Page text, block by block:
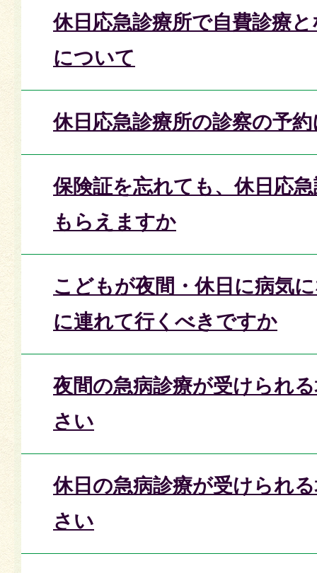
休日応急診療所で自費診療
について
休日応急診療所の診察の予
保険証を忘れても、休日応
もらえますか
こどもが夜間・休日に病気
に連れて行くべきですか
夜間の急病診療が受けられ
さい
休日の急病診療が受けられ
さい